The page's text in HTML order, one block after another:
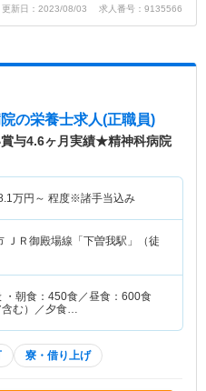
更新日：2023/08/03 求人番号：9135566
の栄養士求人(正職員)
賞与4.6ヶ月実績★精神科病院
万円～ 程度※諸手当込み
ＪＲ御殿場線「下曽我駅」（徒
朝食：450食／昼食：600食
含む）／夕食…
寮・借り上げ